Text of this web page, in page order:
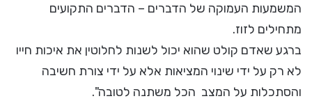
המשמעות העמוקה של הדברים – הדברים התקועים
מתחילים לזוז.
ברגע שאדם קולט שהוא יכול לשנות לחלוטין את איכות חייו
לא רק על ידי שינוי המציאות אלא על ידי צורת חשיבה
והסתכלות על המצב הכל משתנה לטובה".